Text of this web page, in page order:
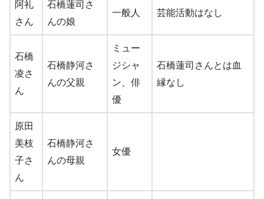
阿礼
さん
石橋蓮司さ
んの娘
一般人 芸能活動はなし
石橋
凌さ
ん
石橋静河さ
んの父親
ミュー
ジシャ
ン、俳
優
石橋蓮司さんとは血
縁なし
原田
美枝
子さ
ん
石橋静河さ
んの母親
女優